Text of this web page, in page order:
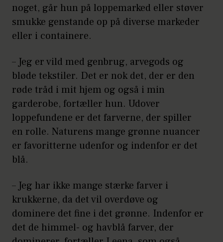
noget, går hun på loppemarked eller støver
smukke genstande op på diverse markeder
eller i containere.
– Jeg er vild med genbrug, arvegods og
bløde tekstiler. Det er nok det, der er den
røde tråd i mit hjem og også i min
garderobe, fortæller hun. Udover
loppefundene er det farverne, der spiller
en rolle. Naturens mange grønne nuancer
er favoritterne udenfor og indenfor er det
blå.
– Jeg har ikke mange stærke farver i
krukkerne, da det vil overdøve og
dominere det fine i det grønne. Indenfor er
det de himmel- og havblå farver, der